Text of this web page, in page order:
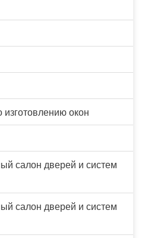
окон
салон дверей и систем
салон дверей и систем